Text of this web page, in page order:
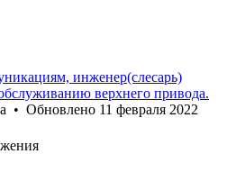
инженер(слесарь)
верхнего привода.
• Обновлено 11 февраля 2022